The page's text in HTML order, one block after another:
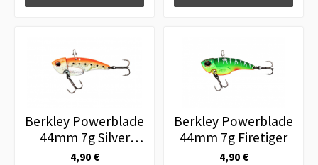
Berkley Powerblade
44mm 7g Silver
Orange
4,90 €
Berkley Powerblade
44mm 7g Firetiger
4,90 €